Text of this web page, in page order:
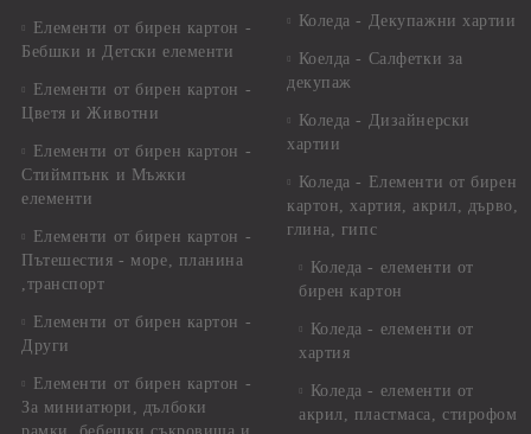
Елементи от бирен картон -
Бебшки и Детски елементи
Елементи от бирен картон -
Цветя и Животни
Елементи от бирен картон -
Стиймпънк и Мъжки
елементи
Елементи от бирен картон -
Пътешестия - море, планина
,транспорт
Елементи от бирен картон -
Други
Елементи от бирен картон -
За миниатюри, дълбоки
Коледа - Декупажни хартии
Коелда - Салфетки за
декупаж
Коледа - Дизайнерски
хартии
Коледа - Eлементи от бирен
картон, хартия, акрил, дърво,
глина, гипс
Коледа - елементи от
бирен картон
Коледа - елементи от
хартия
Коледа - елементи от
акрил, пластмаса, стирофом